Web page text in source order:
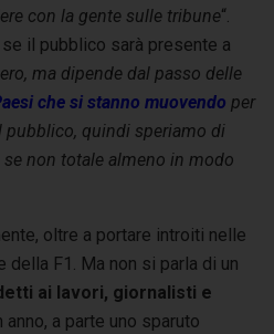
con la gente sulle tribune“.
il pubblico sarà presente a
ma dipende dal passo delle
che si stanno muovendo per
quindi speriamo di
se non totale almeno in modo
oltre a portare introiti nelle
della F1. Ma non si parla di un
ai lavori, giornalisti e
anno, a parte uno sparuto